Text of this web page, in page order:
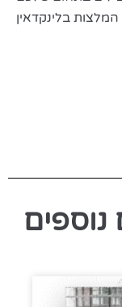
המלצות בלינקדאין